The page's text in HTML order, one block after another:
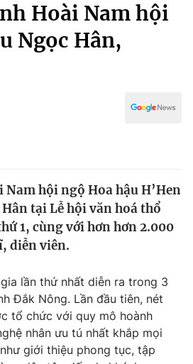
Hoài Nam hội
Ngọc Hân,
hội ngộ Hoa hậu H’Hen
tại Lễ hội văn hoá thổ
1, cùng với hơn hơn 2.000
diễn viên.
lần thứ nhất diễn ra trong 3
Đắk Nông. Lần đầu tiên, nét
tổ chức với quy mô hoành
nhân ưu tú nhất khắp mọi
giới thiệu phong tục, tập